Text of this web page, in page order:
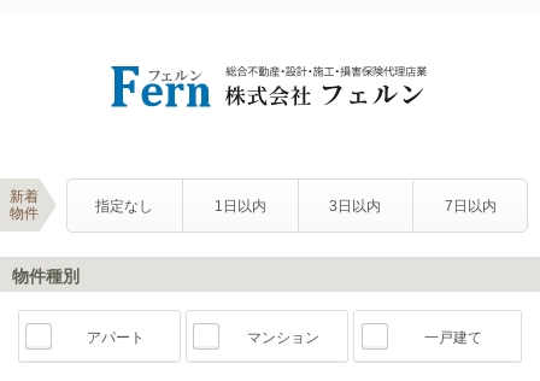
新着
物件
指定なし 1日以内 3日以内 7日以内
物件種別
アパート マンション 一戸建て